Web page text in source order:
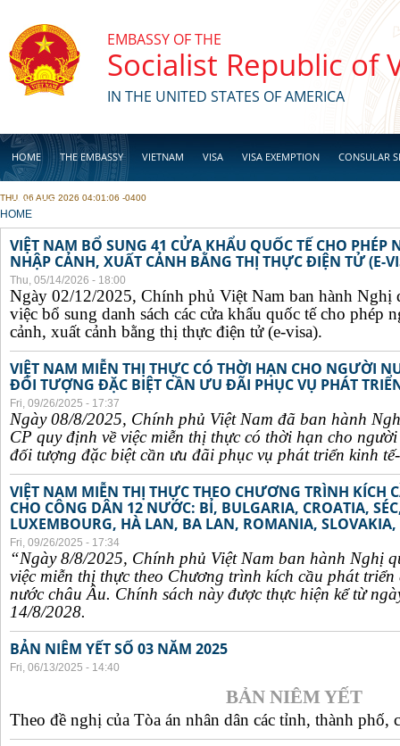
EMBASSY OF THE
Socialist Republic of
IN THE UNITED STATES OF AMERICA
HOME THE EMBASSY VIETNAM VISA VISA EXEMPTION CONSULAR
BUSINESS
THU, 06 AUG 2026 04:01:06 -0400
YOU ARE HERE
HOME
VIỆT NAM BỔ SUNG 41 CỬA KHẨU QUỐC TẾ CHO
NHẬP CẢNH, XUẤT CẢNH BẰNG THỊ THỰC ĐIỆN TỬ (E-
Thu, 05/14/2026 - 18:00
Ngày 02/12/2025, Chính phủ Việt Nam ban hành Nghị
việc bổ sung danh sách các cửa khẩu quốc tế cho phép
cảnh, xuất cảnh bằng thị thực điện tử (e-visa).
VIỆT NAM MIỄN THỊ THỰC CÓ THỜI HẠN CHO NGƯỜI
ĐỐI TƯỢNG ĐẶC BIỆT CẦN ƯU ĐÃI PHỤC VỤ PHÁT
Fri, 09/26/2025 - 17:37
Ngày 08/8/2025, Chính phủ Việt Nam đã ban hành
CP quy định về việc miễn thị thực có thời hạn cho
đối tượng đặc biệt cần ưu đãi phục vụ phát triển kinh
VIỆT NAM MIỄN THỊ THỰC THEO CHƯƠNG TRÌNH KÍCH
CHO CÔNG DÂN 12 NƯỚC: BỈ, BULGARIA, CROATIA,
LUXEMBOURG, HÀ LAN, BA LAN, ROMANIA, SLOVAKIA,
Fri, 09/26/2025 - 17:34
“Ngày 8/8/2025, Chính phủ Việt Nam ban hành Nghị
việc miễn thị thực theo Chương trình kích cầu phát
nước châu Âu. Chính sách này được thực hiện kể từ
14/8/2028.
BẢN NIÊM YẾT SỐ 03 NĂM 2025
Fri, 06/13/2025 - 14:40
BẢN NIÊM YẾT
Theo đề nghị của Tòa án nhân dân các tỉnh, thành phố,